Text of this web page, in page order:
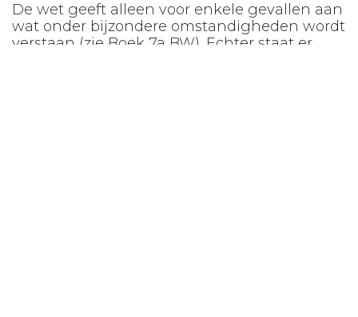
De wet geeft alleen voor enkele gevallen aan
wat onder bijzondere omstandigheden wordt
verstaan (zie Boek 7a BW). Echter staat er